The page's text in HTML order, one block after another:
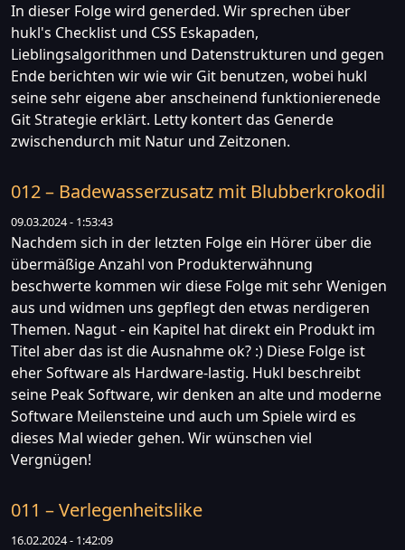
In dieser Folge wird generded. Wir sprechen über
hukl's Checklist und CSS Eskapaden,
Lieblingsalgorithmen und Datenstrukturen und gegen
Ende berichten wir wie wir Git benutzen, wobei hukl
seine sehr eigene aber anscheinend funktionierenede
Git Strategie erklärt. Letty kontert das Generde
zwischendurch mit Natur und Zeitzonen.
012 – Badewasserzusatz mit Blubberkrokodil
09.03.2024 - 1:53:43
Nachdem sich in der letzten Folge ein Hörer über die
übermäßige Anzahl von Produkterwähnung
beschwerte kommen wir diese Folge mit sehr Wenigen
aus und widmen uns gepflegt den etwas nerdigeren
Themen. Nagut - ein Kapitel hat direkt ein Produkt im
Titel aber das ist die Ausnahme ok? :) Diese Folge ist
eher Software als Hardware-lastig. Hukl beschreibt
seine Peak Software, wir denken an alte und moderne
Software Meilensteine und auch um Spiele wird es
dieses Mal wieder gehen. Wir wünschen viel
Vergnügen!
011 – Verlegenheitslike
16.02.2024 - 1:42:09